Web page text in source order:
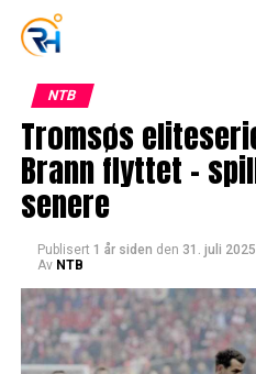
NTB
Tromsøs
Brann flyttet –
senere
Publisert 1 år siden den 31. juli 2025
Av NTB